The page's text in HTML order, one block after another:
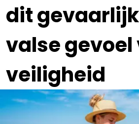
dit
valse gevoel
veiligheid